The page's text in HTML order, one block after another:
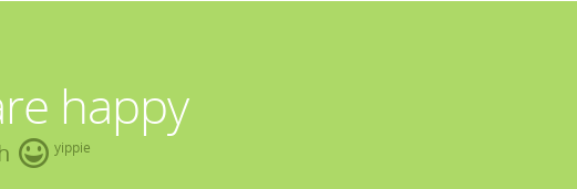
happy
yippie